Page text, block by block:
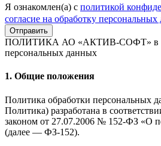
Я ознакомлен(а) с политикой
согласие на обработку
Отправить
ПОЛИТИКА АО «АКТИВ-СОФТ» в
персональных данных
1. Общие положения
Политика обработки персональных
Политика) разработана в
законом от 27.07.2006 № 152-ФЗ «О
(далее — ФЗ-152).